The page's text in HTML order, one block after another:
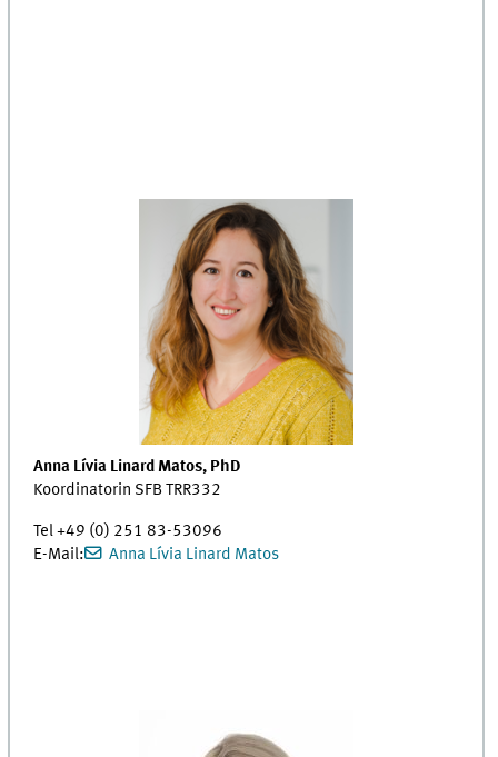
Anna Lívia Linard Matos, PhD
Koordinatorin SFB TRR332
Tel +49 (0) 251 83-53096
E-Mail:
Anna Lívia Linard Matos